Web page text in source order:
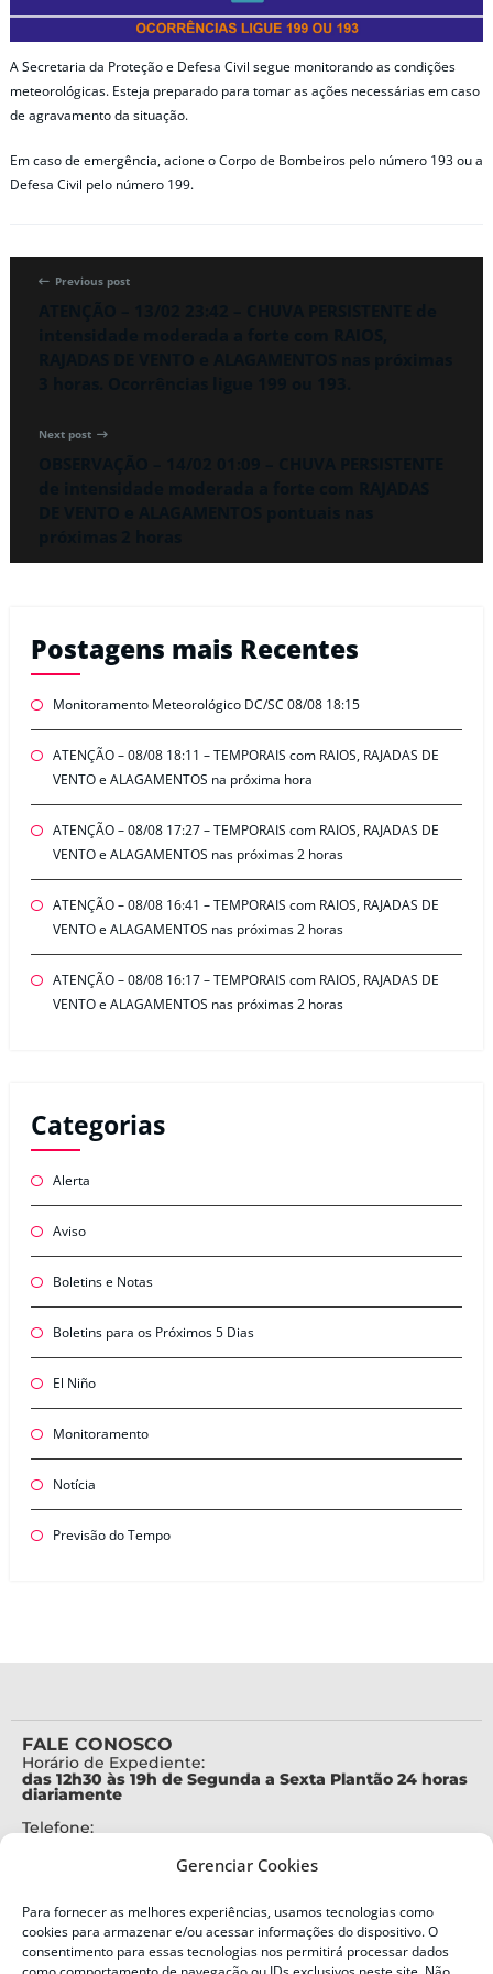
Gerenciar Cookies
Para fornecer as melhores experiências, usamos tecnologias como
cookies para armazenar e/ou acessar informações do dispositivo. O
consentimento para essas tecnologias nos permitirá processar dados
A Secretaria da Proteção e Defesa Civil segue monitorando as condições
meteorológicas. Esteja preparado para tomar as ações necessárias em caso
de agravamento da situação.
Em caso de emergência, acione o Corpo de Bombeiros pelo número 193 ou a
Defesa Civil pelo número 199.
Previous post
Next post
Postagens mais Recentes
Monitoramento Meteorológico DC/SC 08/08 18:15
ATENÇÃO – 08/08 18:11 – TEMPORAIS com RAIOS, RAJADAS DE
VENTO e ALAGAMENTOS na próxima hora
ATENÇÃO – 08/08 17:27 – TEMPORAIS com RAIOS, RAJADAS DE
VENTO e ALAGAMENTOS nas próximas 2 horas
ATENÇÃO – 08/08 16:41 – TEMPORAIS com RAIOS, RAJADAS DE
VENTO e ALAGAMENTOS nas próximas 2 horas
ATENÇÃO – 08/08 16:17 – TEMPORAIS com RAIOS, RAJADAS DE
VENTO e ALAGAMENTOS nas próximas 2 horas
Categorias
Alerta
Aviso
Boletins e Notas
Boletins para os Próximos 5 Dias
El Niño
Monitoramento
Notícia
Previsão do Tempo
FALE CONOSCO
Horário de Expediente:
das 12h30 às 19h de Segunda a Sexta Plantão 24 horas
diariamente
Telefone:
Alertas Defesa Civil:
SMS 40199